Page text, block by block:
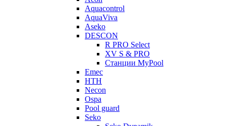
Aquacontrol
AquaViva
Aseko
DESCON
R PRO Select
XV S & PRO
Станции MyPool
Emec
HTH
Necon
Ospa
Pool guard
Seko